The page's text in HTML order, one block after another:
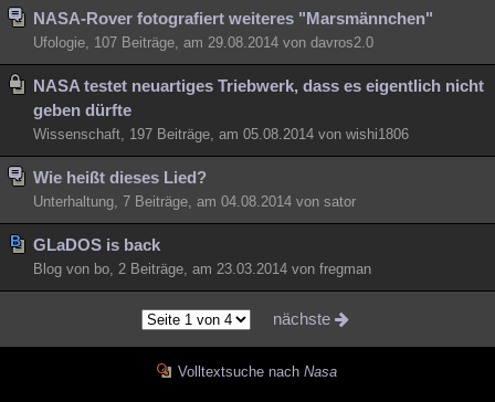
NASA-Rover fotografiert weiteres "Marsmännchen"
Ufologie, 107 Beiträge, am 29.08.2014 von davros2.0
NASA testet neuartiges Triebwerk, dass es eigentlich nicht
geben dürfte
Wissenschaft, 197 Beiträge, am 05.08.2014 von wishi1806
Wie heißt dieses Lied?
Unterhaltung, 7 Beiträge, am 04.08.2014 von sator
GLaDOS is back
Blog von bo, 2 Beiträge, am 23.03.2014 von fregman
nächste
Volltextsuche nachNasa